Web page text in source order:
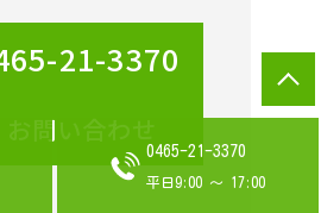
0465-21-3370
平日9:00 ～ 17:00
21-3370
お問い合わせ